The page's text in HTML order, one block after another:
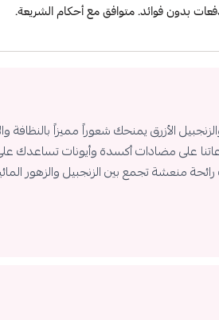
الأزرق يمنحك شعوراً مميزاً بالنظافة
على مضادات أكسدة وأيونات تساعدك
منعشة تجمع بين الزنجبيل والزهور